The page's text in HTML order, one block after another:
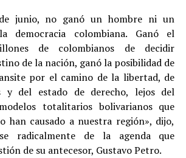
junio, no ganó un hombre ni un
democracia colombiana. Ganó el
de colombianos de decidir
de la nación, ganó la posibilidad de
por el camino de la libertad, de
y del estado de derecho, lejos del
totalitarios bolivarianos que
han causado a nuestra región», dijo,
radicalmente de la agenda que
de su antecesor, Gustavo Petro.